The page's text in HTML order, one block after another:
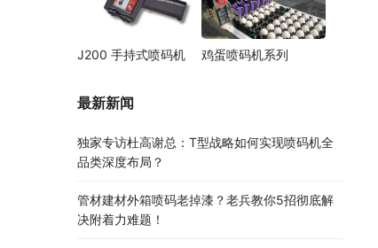
J200 手持式喷码机 鸡蛋喷码机系列
最新新闻
独家专访杜高谢总：T型战略如何实现喷码机全
品类深度布局？
管材建材外箱喷码老掉漆？老兵教你5招彻底解
决附着力难题！